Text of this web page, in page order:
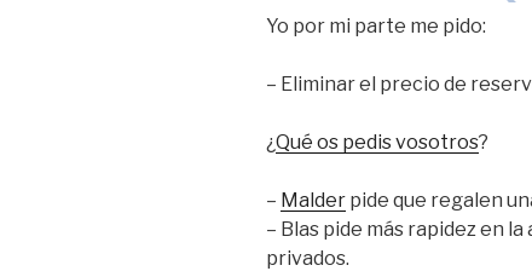
Yo por mi parte me pido:
– Eliminar el precio de
¿Qué os pedis vosotros?
– Malder pide que regalen
– Blas pide más rapidez en
privados.